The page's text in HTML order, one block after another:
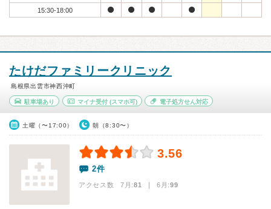
15:30-18:00
たけだファミリークリニック
島根県出雲市神西沖町
駐車場あり マイナ受付(スマホ可) 電子処方せん対応
土曜（〜17:00） 朝（8:30〜）
3.56
2件
アクセス数 7月:81 | 6月:99